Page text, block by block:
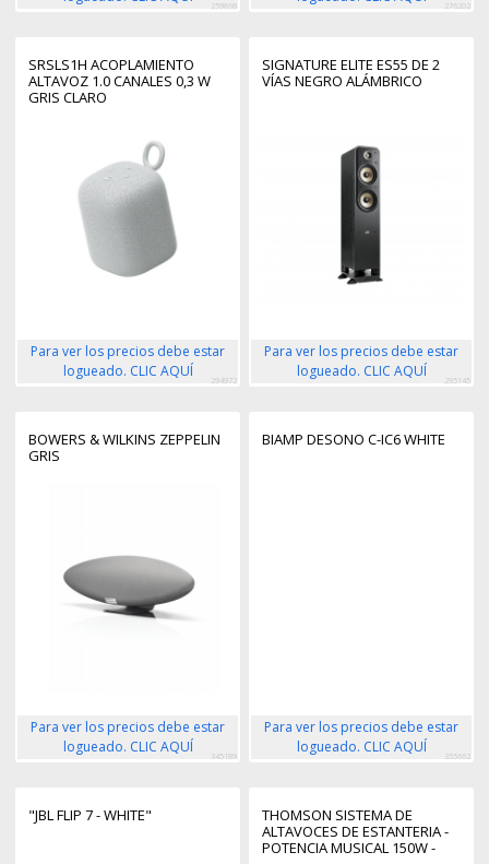
259868 276202
SRSLS1H ACOPLAMIENTO
ALTAVOZ 1.0 CANALES 0,3 W
GRIS CLARO
Para ver los precios debe estar
logueado. CLIC AQUÍ
294972
SIGNATURE ELITE ES55 DE 2
VÍAS NEGRO ALÁMBRICO
Para ver los precios debe estar
logueado. CLIC AQUÍ
295145
BOWERS & WILKINS ZEPPELIN
GRIS
Para ver los precios debe estar
logueado. CLIC AQUÍ
345189
BIAMP DESONO C-IC6 WHITE
Para ver los precios debe estar
logueado. CLIC AQUÍ
355662
"JBL FLIP 7 - WHITE"
THOMSON SISTEMA DE
ALTAVOCES DE ESTANTERIA -
POTENCIA MUSICAL 150W -